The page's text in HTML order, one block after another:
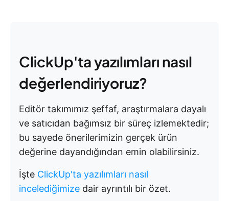
ClickUp'ta yazılımları nasıl
değerlendiriyoruz?
Editör takımımız şeffaf, araştırmalara dayalı
ve satıcıdan bağımsız bir süreç izlemektedir;
bu sayede önerilerimizin gerçek ürün
değerine dayandığından emin olabilirsiniz.
İşte ClickUp'ta yazılımları nasıl
incelediğimize dair ayrıntılı bir özet.